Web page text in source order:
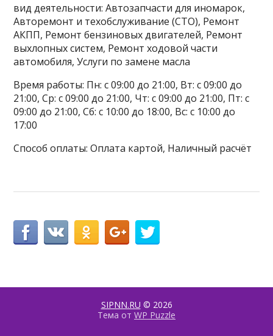
вид деятельности: Автозапчасти для иномарок,
Авторемонт и техобслуживание (СТО), Ремонт
АКПП, Ремонт бензиновых двигателей, Ремонт
выхлопных систем, Ремонт ходовой части
автомобиля, Услуги по замене масла
Время работы: Пн: с 09:00 до 21:00, Вт: с 09:00 до
21:00, Ср: с 09:00 до 21:00, Чт: с 09:00 до 21:00, Пт: с
09:00 до 21:00, Сб: с 10:00 до 18:00, Вс: с 10:00 до
17:00
Способ оплаты: Оплата картой, Наличный расчёт
SIPNN.RU © 2026
Тема от WP Puzzle